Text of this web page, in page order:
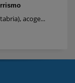
acoge...